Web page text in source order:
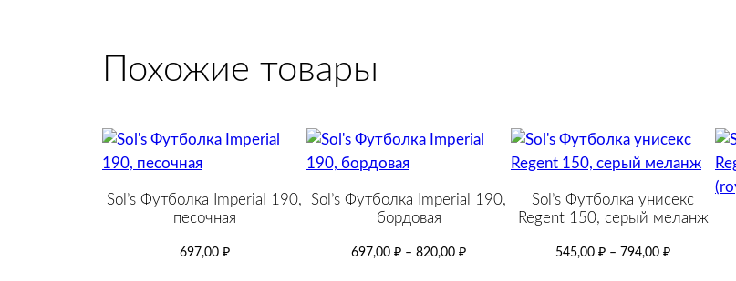
Похожие товары
Sol’s Футболка Imperial 190,
песочная
697,00 ₽
Sol’s Футболка Imperial 190,
бордовая
697,00 ₽ – 820,00 ₽
Sol’s Футболка унисекс
Regent 150, серый меланж
545,00 ₽ – 794,00 ₽